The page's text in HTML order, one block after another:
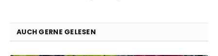
AUCH GERNE GELESEN